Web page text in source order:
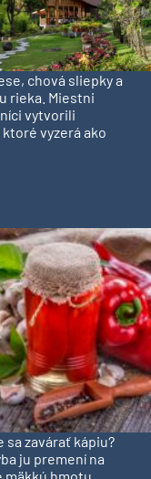
chová sliepky a
rieka. Miestni
vytvorili
vyzerá ako
sa zavárať kápiu?
ju premení na